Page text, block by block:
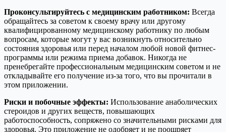
Проконсультируйтесь с медицинским работником: Всегда
обращайтесь за советом к своему врачу или другому
квалифицированному медицинскому работнику по любым
вопросам, которые могут у вас возникнуть относительно
состояния здоровья или перед началом любой новой фитнес-
программы или режима приема добавок. Никогда не
пренебрегайте профессиональным медицинским советом и не
откладывайте его получение из-за того, что вы прочитали в
этом приложении.
Риски и побочные эффекты: Использование анаболических
стероидов и других веществ, повышающих
работоспособность, сопряжено со значительными рисками для
здоровья. Это приложение не одобряет и не поощряет